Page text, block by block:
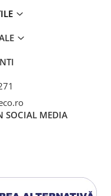
SOCIAL MEDIA